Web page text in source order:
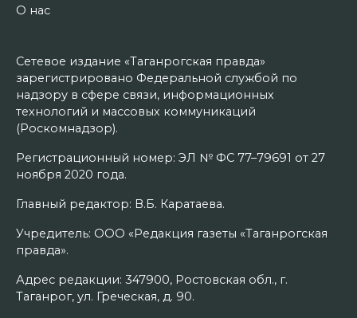
О нас
Сетевое издание «Таганрогская правда»
зарегистрировано Федеральной службой по
надзору в сфере связи, информационных
технологий и массовых коммуникаций
(Роскомнадзор).
Регистрационный номер: ЭЛ № ФС 77–79691 от 27
ноября 2020 года.
Главный редактор: В.Б. Каратаева.
Учредитель: ООО «Редакция газеты «Таганрогская
правда».
Адрес редакции: 347900, Ростовская обл., г.
Таганрог, ул. Греческая, д. 90.